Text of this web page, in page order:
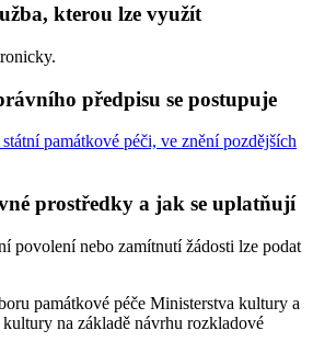
kterou lze využít
předpisu se postupuje
památkové péči, ve znění pozdějších
prostředky a jak se uplatňují
povolení nebo zamítnutí žádosti lze podat
památkové péče Ministerstva kultury a
na základě návrhu rozkladové